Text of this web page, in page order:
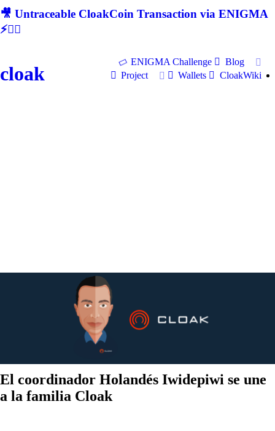
🎥 Untraceable CloakCoin Transaction via ENIGMA
⚡🕵‍♂
cloak
ENIGMA Challenge
Blog
Project
Wallets CloakWiki
El coordinador Holandés Iwidepiwi se une
a la familia Cloak